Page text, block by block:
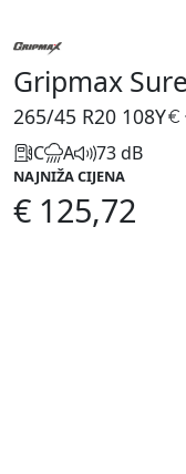
Gripmax
265/45 R20 108Y
C A 73 dB
NAJNIŽA CIJENA
€ 125,72